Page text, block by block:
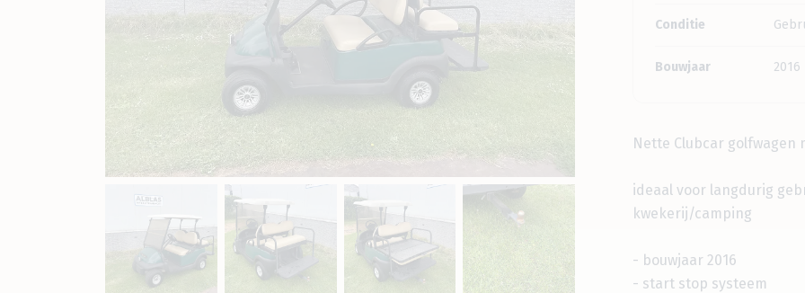
Conditie
Bouwjaar 2016
Nette Clubcar golfwagen
ideaal voor langdurig
kwekerij/camping
- bouwjaar 2016
- start stop systeem